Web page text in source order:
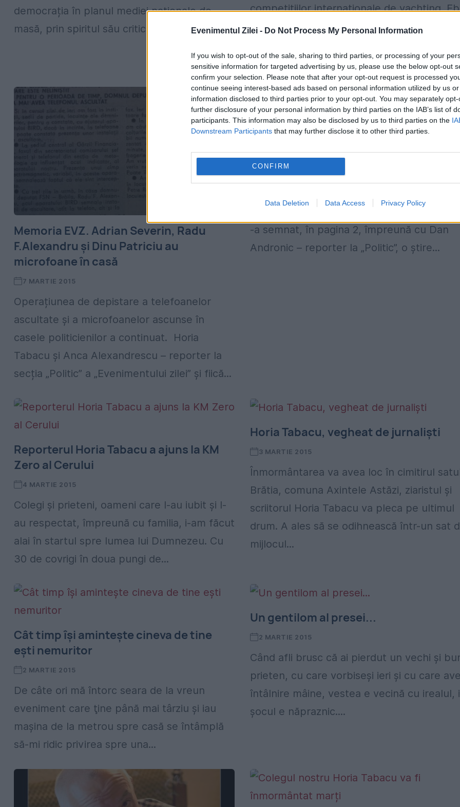
Evenimentul Zilei - Do Not Process My Personal Information
If you wish to opt-out of the sale, sharing to third parties, or processing of your
sensitive information for targeted advertising by us, please use the below opt-out
confirm your selection. Please note that after your opt-out request is processed
continue seeing interest-based ads based on personal information utilized by us
information disclosed to third parties prior to your opt-out. You may separately
further disclosure of your personal information by third parties on the IAB’s list of
participants. This information may also be disclosed by us to third parties on the
Downstream Participants that may further disclose it to other third parties.
CONFIRM
Data Deletion Data Access Privacy Policy
democrația în planul mediei naționale de
masă, prin spiritul său critic recunoscut....
competițiilor internaționale de yachting.
Bolat, sportiva în vârstă de numai 15 ani, a
europenele desfășurate...
Memoria EVZ. Adrian Severin, Radu
F.Alexandru și Dinu Patriciu au
microfoane în casă
7 MARTIE 2015
Operațiunea de depistare a telefoanelor
ascultate și a microfoanelor ascunse în
casele politicienilor a continuat. Horia
Tabacu și Anca Alexandrescu – reporter la
secția „Politic” a „Evenimentului zilei” și fiică...
Memoria EVZ. Partidele din Opoziție, cu
telefoanele ascultate
-a semnat, în pagina 2, împreună cu Dan
Andronic – reporter la „Politic”, o știre...
Reporterul Horia Tabacu a ajuns la KM
Zero al Cerului
4 MARTIE 2015
Colegi și prieteni, oameni care l-au iubit și l-
au respectat, împreună cu familia, i-am făcut
alai în startul spre lumea lui Dumnezeu. Cu
30 de covrigi în doua pungi de...
Horia Tabacu, vegheat de jurnaliști
3 MARTIE 2015
Înmormântarea va avea loc în cimitirul
Brătia, comuna Axintele Astăzi, ziaristul și
scriitorul Horia Tabacu va pleca pe ultimul
drum. A ales să se odihnească într-un sat
mijlocul...
Cât timp îşi aminteşte cineva de tine
eşti nemuritor
2 MARTIE 2015
De câte ori mă întorc seara de la vreun
eveniment care ţine până mai târziu şi iau
maşina de la metrou spre casă se întâmplă
să-mi ridic privirea spre una...
Un gentilom al presei...
2 MARTIE 2015
Când afli brusc că ai pierdut un vechi și
prieten, cu care vorbiseşi ieri și cu care
întâlnire mâine, vestea e vecină cu irealul,
șocul e năpraznic....